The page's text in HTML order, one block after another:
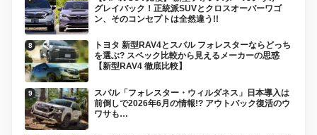
グレイバック！正統派SUVとクロスオーバーワゴ
ン、そのコンセプトは全然違う!!
トヨタ 新型RAV4とスバル フォレスターならどっち
を選ぶ? スペック比較から見えるメーカーの思惑
【新型RAV4 徹底比較】
スバル「フォレスター・ウィルダネス」日本導入は
前倒しで2026年6月の情報!? アウトバック復活のウ
ワサも…